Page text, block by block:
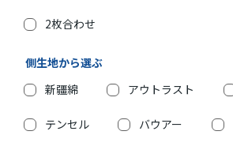
2枚合わせ
側生地から選ぶ
新疆綿
アウトラスト
テンセル バウアー